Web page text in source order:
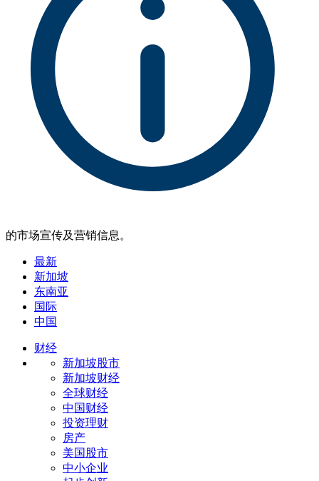
的市场宣传及营销信息。
最新
新加坡
东南亚
国际
中国
财经
新加坡股市
新加坡财经
全球财经
中国财经
投资理财
房产
美国股市
中小企业